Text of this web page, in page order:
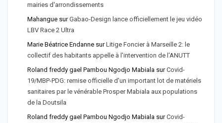
mairies d'arrondissements
Mahangue surGabao-Design lance officiellement le jeu vidéo
LBV Race 2 Ultra
Marie Béatrice Endanne surLitige Foncier à Marseille 2: le
collectif des habitants appelle à l'intervention de l'ANUTT
Roland freddy gael Pambou Ngodjo Mabiala surCovid-
19/MBP-PDG: remise officielle d'un important lot de matériels
sanitaires par le vénérable Prosper Mabiala aux populations
de la Doutsila
Roland freddy gael Pambou Ngodjo Mabiala surCovid-